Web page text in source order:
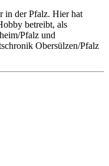
in der Pfalz. Hier hat
betreibt, als
Pfalz und
Obersülzen/Pfalz